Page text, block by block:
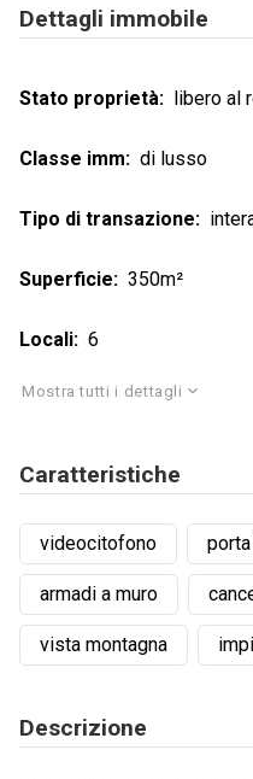
Dettagli immobile
Stato proprietà libero al
Classe imm di lusso
Tipo di transazione
Superficie 350m²
Locali 6
Mostra tutti i dettagli
Caratteristiche
videocitofono
armadi a muro
vista montagna
Descrizione